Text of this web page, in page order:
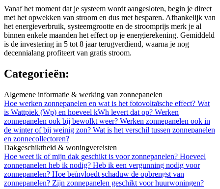
Vanaf het moment dat je systeem wordt aangesloten, begin je direct
met het opwekken van stroom en dus met besparen. Afhankelijk van
het energieverbruik, systeemgrootte en de stroomprijs merk je al
binnen enkele maanden het effect op je energierekening. Gemiddeld
is de investering in 5 tot 8 jaar terugverdiend, waarna je nog
decennialang profiteert van gratis stroom.
Categorieën:
Algemene informatie & werking van zonnepanelen
Hoe werken zonnepanelen en wat is het fotovoltaïsche effect? Wat
is Wattpiek (Wp) en hoeveel kWh levert dat op? Werken
zonnepanelen ook bij bewolkt weer? Werken zonnepanelen ook in
de winter of bij weinig zon? Wat is het verschil tussen zonnepanelen
en zonnecollectoren?
Dakgeschiktheid & woningvereisten
Hoe weet ik of mijn dak geschikt is voor zonnepanelen? Hoeveel
zonnepanelen heb ik nodig? Heb ik een vergunning nodig voor
zonnepanelen? Hoe beïnvloedt schaduw de opbrengst van
zonnepanelen? Zijn zonnepanelen geschikt voor huurwoningen?